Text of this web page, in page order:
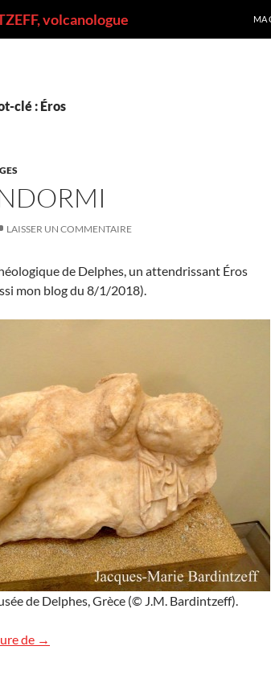
volcanologue
MA
clé : Éros
LAISSER UN COMMENTAIRE
de Delphes, un attendrissant Éros
mon blog du 8/1/2018).
de Delphes, Grèce (© J.M. Bardintzeff).
de Éros endormi
→